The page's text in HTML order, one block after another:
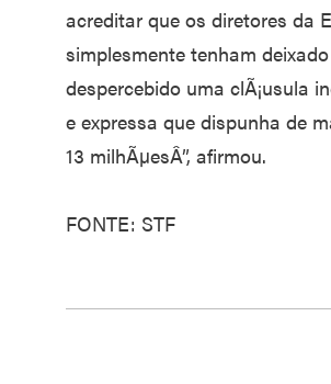
acreditar que os diretores da
simplesmente tenham
despercebido uma clÃ¡usula
e expressa que dispunha de
13 milhÃµesÂ”, afirmou.
FONTE: STF